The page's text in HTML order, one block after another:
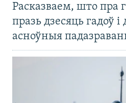
Расказваем, што пра
празь дзесяць гадоў і
асноўныя